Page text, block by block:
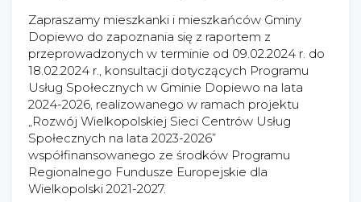
Zapraszamy mieszkanki i mieszkańców Gminy
Dopiewo do zapoznania się z raportem z
przeprowadzonych w terminie od 09.02.2024 r. do
18.02.2024 r., konsultacji dotyczących Programu
Usług Społecznych w Gminie Dopiewo na lata
2024-2026, realizowanego w ramach projektu
„Rozwój Wielkopolskiej Sieci Centrów Usług
Społecznych na lata 2023-2026”
współfinansowanego ze środków Programu
Regionalnego Fundusze Europejskie dla
Wielkopolski 2021-2027.